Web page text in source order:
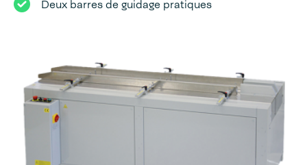
Deux barres de guidage pratiques